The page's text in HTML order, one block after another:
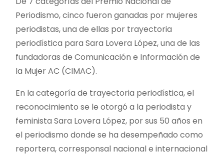
Periodismo, cinco fueron ganadas por mujeres
periodistas, una de ellas por trayectoria
periodística para Sara Lovera López, una de las
fundadoras de Comunicación e Información de
la Mujer AC (CIMAC).
En la categoría de trayectoria periodística, el
reconocimiento se le otorgó a la periodista y
feminista Sara Lovera López, por sus 50 años en
el periodismo donde se ha desempeñado como
reportera, corresponsal nacional e internacional